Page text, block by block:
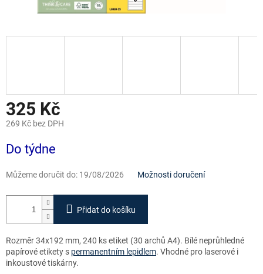
325 Kč
269 Kč bez DPH
cena:
Do týdne
Můžeme doručit do: 19/08/2026 Možnosti doručení
Přidat do košíku
Rozměr 34x192 mm, 240 ks etiket (30 archů A4). Bílé neprůhledné
papírové etikety s permanentním lepidlem. Vhodné pro laserové i
inkoustové tiskárny.